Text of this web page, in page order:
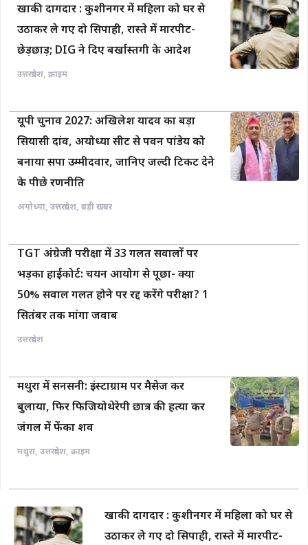
खाकी दागदार : कुशीनगर में महिला को घर से
उठाकर ले गए दो सिपाही, रास्ते में मारपीट-
छेड़छाड़; DIG ने दिए बर्खास्तगी के आदेश
उत्तरप्रदेश, क्राइम
यूपी चुनाव 2027: अखिलेश यादव का बड़ा
सियासी दांव, अयोध्या सीट से पवन पांडेय को
बनाया सपा उम्मीदवार, जानिए जल्दी टिकट देने
के पीछे रणनीति
अयोध्या, उत्तरप्रदेश, बड़ी खबर
TGT अंग्रेजी परीक्षा में 33 गलत सवालों पर
भड़का हाईकोर्ट: चयन आयोग से पूछा- क्या
50% सवाल गलत होने पर रद्द करेंगे परीक्षा? 1
सितंबर तक मांगा जवाब
उत्तरप्रदेश
मथुरा में सनसनी: इंस्टाग्राम पर मैसेज कर
बुलाया, फिर फिजियोथेरेपी छात्र की हत्या कर
जंगल में फेंका शव
मथुरा, उत्तरप्रदेश, क्राइम
खाकी दागदार : कुशीनगर में महिला को घर से
उठाकर ले गए दो सिपाही, रास्ते में मारपीट-